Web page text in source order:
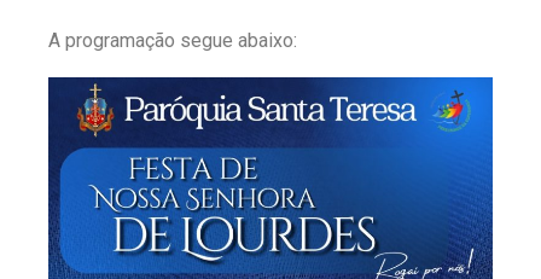
A programação segue abaixo: